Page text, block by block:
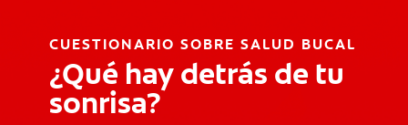
CUESTIONARIO SOBRE SALUD BUCAL
¿Qué hay detrás de tu
sonrisa?